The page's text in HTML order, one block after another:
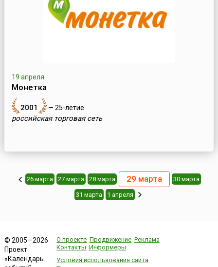
19 апреля
Монетка
2001 — 25-летие
российская торговая сеть
26 марта 27 марта 28 марта 29 марта 30 марта
31 марта 1 апреля
© 2005—2026
Проект
«Календарь
О проекте Продвижение Реклама
Контакты Информеры
Условия использования сайта